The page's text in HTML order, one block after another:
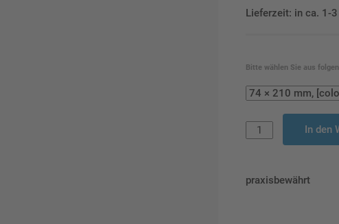
Lieferzeit: in ca. 1-
Bitte wählen Sie aus
In den
praxisbewährt